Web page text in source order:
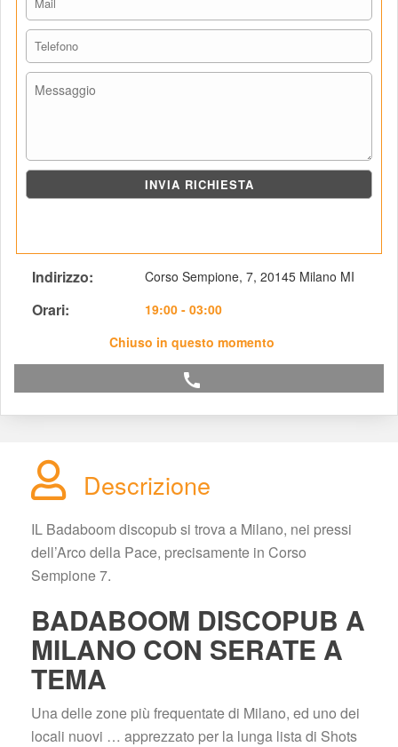
Indirizzo: Corso Sempione, 7, 20145 Milano MI
Orari:
19:00 - 03:00
Chiuso in questo momento
call
Descrizione
IL Badaboom discopub si trova a Milano, nei pressi
dell’Arco della Pace, precisamente in Corso
Sempione 7.
BADABOOM DISCOPUB A
MILANO CON SERATE A
TEMA
Una delle zone più frequentate di Milano, ed uno dei
locali nuovi … apprezzato per la lunga lista di Shots